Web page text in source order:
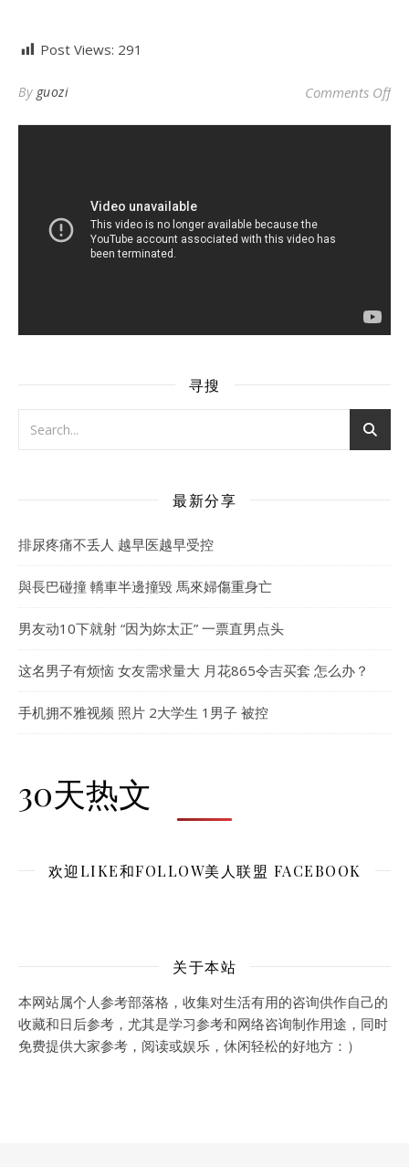
Post Views: 291
By guozi Comments Offon
寻搜
最新分享
排尿疼痛不丢人 越早医越早受控
與長巴碰撞 轎車半邊撞毀 馬來婦傷重身亡
男友动10下就射 “因为妳太正” 一票直男点头
这名男子有烦恼 女友需求量大 月花865令吉买套 怎么办？
手机拥不雅视频 照片 2大学生 1男子 被控
30天热文
欢迎LIKE和FOLLOW美人联盟 FACEBOOK
关于本站
本网站属个人参考部落格，收集对生活有用的咨询供作自己的
收藏和日后参考，尤其是学习参考和网络咨询制作用途，同时
免费提供大家参考，阅读或娱乐，休闲轻松的好地方：）